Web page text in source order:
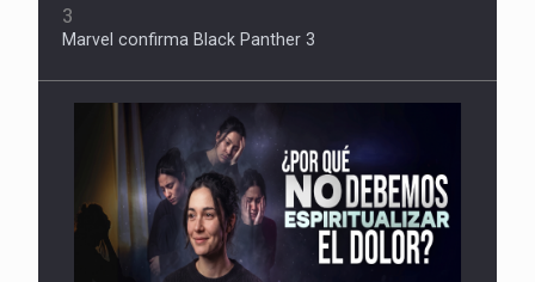
3
Marvel confirma Black Panther 3